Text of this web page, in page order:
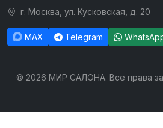
г. Москва, ул. Кусковская, д. 20
MAX Telegram
© 2026 МИР САЛОНА. Все права